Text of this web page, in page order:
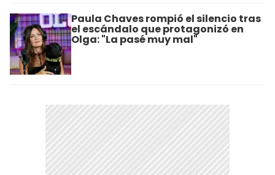
Paula Chaves rompió el silencio tras
el escándalo que protagonizó en
Olga: "La pasé muy mal"